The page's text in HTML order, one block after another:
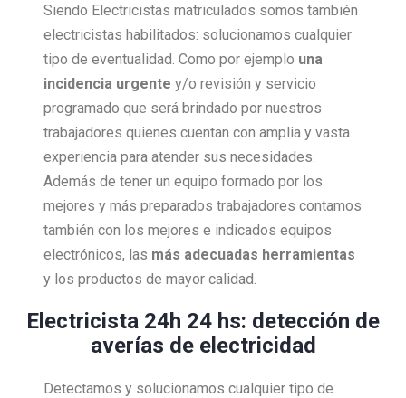
Siendo Electricistas matriculados somos también
electricistas habilitados: solucionamos cualquier
tipo de eventualidad. Como por ejemplo una
incidencia urgente y/o revisión y servicio
programado que será brindado por nuestros
trabajadores quienes cuentan con amplia y vasta
experiencia para atender sus necesidades.
Además de tener un equipo formado por los
mejores y más preparados trabajadores contamos
también con los mejores e indicados equipos
electrónicos, las más adecuadas herramientas
y los productos de mayor calidad.
Electricista 24h 24 hs: detección de
averías de electricidad
Detectamos y solucionamos cualquier tipo de